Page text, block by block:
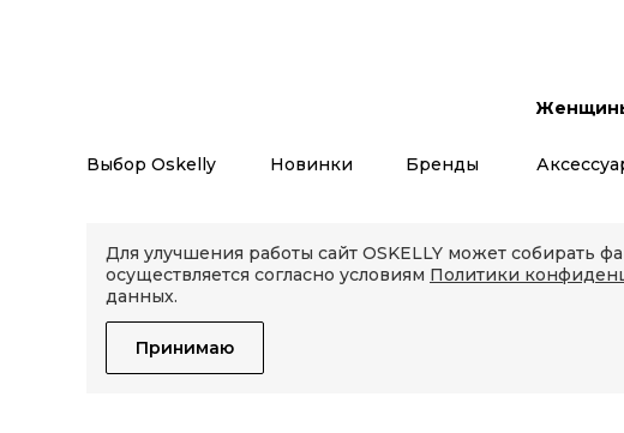
Выбор Oskelly Новинки Бренды
Для улучшения работы сайт OSKELLY может собирать
осуществляется согласно условиям Политики
данных.
Принимаю